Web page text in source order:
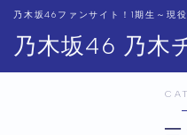
乃木坂46 乃木
乃木坂46ファンサイト！1期生～現
MENU